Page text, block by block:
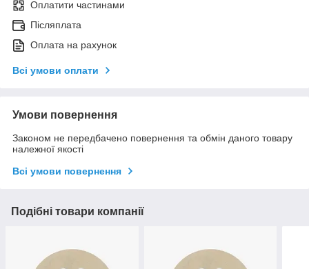
Оплатити частинами
Післяплата
Оплата на рахунок
Всі умови оплати
Умови повернення
Законом не передбачено повернення та обмін даного товару
належної якості
Всі умови повернення
Подібні товари компанії